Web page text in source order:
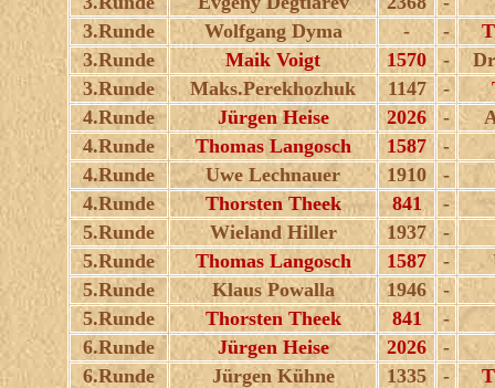
3.Runde
Wolfgang Dyma - -
3.Runde
Maik Voigt 1570 -
3.Runde
Maks.Perekhozhuk 1147 -
4.Runde
Jürgen Heise 2026 -
4.Runde
Thomas Langosch 1587
-
4.Runde
Uwe Lechnauer 1910
-
4.Runde
Thorsten Theek 841
-
5.Runde
Wieland Hiller 1937
-
5.Runde
Thomas Langosch 1587 -
5.Runde
Klaus Powalla 1946
-
5.Runde
Thorsten Theek 841
-
6.Runde
Jürgen Heise 2026
-
6.Runde
Jürgen Kühne 1335 -